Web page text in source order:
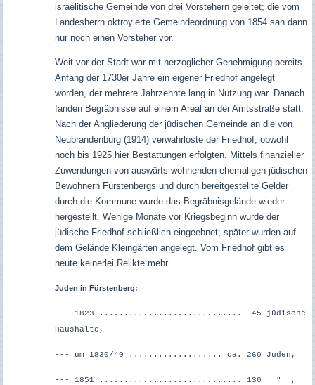
israelitische Gemeinde von drei Vorstehern geleitet; die vom
Landesherrn oktroyierte Gemeindeordnung von 1854 sah dann
nur noch einen Vorsteher vor.
Weit vor der Stadt war mit herzoglicher Genehmigung bereits
Anfang der 1730er Jahre ein eigener Friedhof angelegt
worden, der mehrere Jahrzehnte lang in Nutzung war. Danach
fanden Begräbnisse auf einem Areal an der Amtsstraße statt.
Nach der Angliederung der jüdischen Gemeinde an die von
Neubrandenburg (1914) verwahrloste der Friedhof, obwohl
noch bis 1925 hier Bestattungen erfolgten. Mittels finanzieller
Zuwendungen von auswärts wohnenden ehemaligen jüdischen
Bewohnern Fürstenbergs und durch bereitgestellte Gelder
durch die Kommune wurde das Begräbnisgelände wieder
hergestellt. Wenige Monate vor Kriegsbeginn wurde der
jüdische Friedhof schließlich eingeebnet; später wurden auf
dem Gelände Kleingärten angelegt. Vom Friedhof gibt es
heute keinerlei Relikte mehr.
Juden in Fürstenberg:
--- 1823 ............................. 45 jüdische
Haushalte,
--- um 1830/40 ................... ca. 260 Juden,
--- 1851 ............................. 130 " ,